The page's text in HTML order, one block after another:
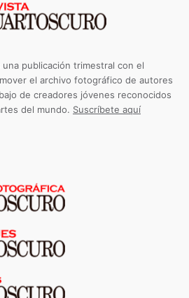
publicación trimestral con el
el archivo fotográfico de autores
de creadores jóvenes reconocidos
del mundo. Suscríbete aquí